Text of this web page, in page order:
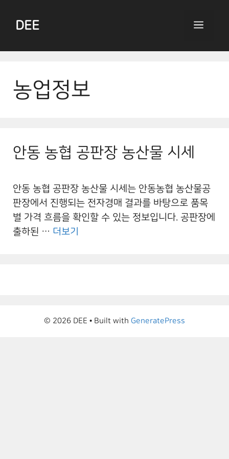
DEE Menu
농업정보
안동 농협 공판장 농산물 시세
안동 농협 공판장 농산물 시세는 안동농협 농산물공
판장에서 진행되는 전자경매 결과를 바탕으로 품목
별 가격 흐름을 확인할 수 있는 정보입니다. 공판장에
출하된 … 더보기
© 2026 DEE • Built with GeneratePress